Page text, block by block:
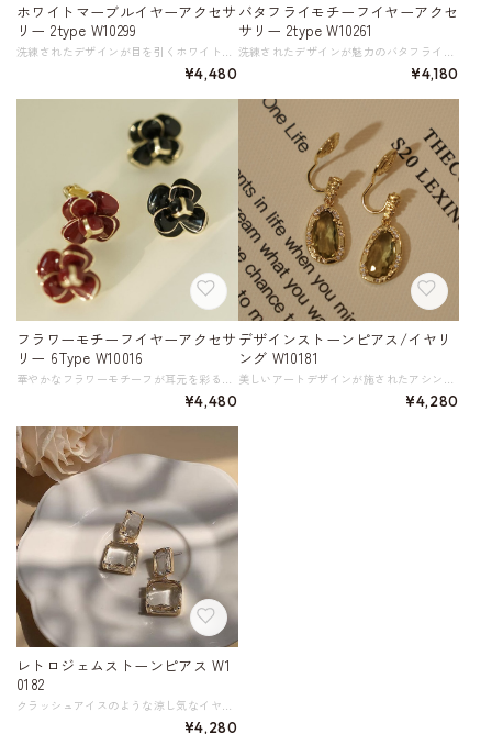
ホワイトマーブルイヤーアクセサ
リー 2type W10299
洗練されたデザインが目を引くホワイトマーブルのイヤーアクセサリー。 ピアスとイヤリングの2種類を展開しています。 ホワイトマーブルの美しい模様が、どんな装いにも自然に溶け込み、上品さを演出。 デイリースタイルにはもちろん、特別な日のおしゃれなポイントとしても活躍する特別なアイテムです。 《サイズ》 左右 10 ※単位：mm 《素材》 金メッキ／合金／エナメル ◇人気のおすすめアイテムをもっと見る https://shop.harmonique.net/categories/5911182 ◇商品を購入する前にこちらの【ご購入前に必ずお読みください】をご確認の上お買い求めください。 https://shop.harmonique.net/blog/2024/06/25/010751 《注意事項》 *harmoniqueではお客様からのご注文を受け、お客様の商品を製作・取り寄せしております。 *基本的にお取り寄せ商品となるため、発送までに《1～3週間前後》お時間をいただいております。 *ご覧いただいているPCやスマートフォンの画面により実物と多少色合いが異なる場合がございます。 *イメージ違いやサイズ違い等、その他お客様都合によりますキャンセル・返品交換はご遠慮ください。 トップページはこちら https://shop.harmonique.net/
¥4,480
バタフライモチーフイヤーアクセ
サリー 2type W10261
洗練されたデザインが魅力のバタフライモチーフイヤーアクセサリー。 美しいバタフライモチーフが耳元を華やかに飾り、特別な瞬間を演出します。 ピアスとイヤリングの2種類からお選びいただけます。 《サイズ》 長さ 7 ※単位：mm 《素材》 合金／シルバー925 ◇人気のおすすめアイテムをもっと見る https://shop.harmonique.net/categories/5911182 ◇商品を購入する前にこちらの【ご購入前に必ずお読みください】をご確認の上お買い求めください。 https://shop.harmonique.net/blog/2024/06/25/010751 《注意事項》 *harmoniqueではお客様からのご注文を受け、お客様の商品を製作・取り寄せしております。 *基本的にお取り寄せ商品となるため、発送までに《1～3週間前後》お時間をいただいております。 *ご覧いただいているPCやスマートフォンの画面により実物と多少色合いが異なる場合がございます。 *イメージ違いやサイズ違い等、その他お客様都合によりますキャンセル・返品交換はご遠慮ください。 トップページはこちら https://shop.harmonique.net/
¥4,180
フラワーモチーフイヤーアクセサ
リー 6Type W10016
¥4,480
デザインストーンピアス/イヤリ
ング W10181
¥4,280
レトロジェムストーンピアス W1
0182
クラッシュアイスのような涼し気なイヤーアクセサリー。 ピアスタイプとイヤークリップタイプをご用意しております。 《サイズ》 長さ3.6cm 《カラー》 ゴールド 《素材》 合金、メッキ、シルバー925、天然石 ◇人気のおすすめアイテムをもっと見る https://shop.harmonique.net/categories/5911182 ◇商品を購入する前にこちらの【ご購入前に必ずお読みください】をご確認の上お買い求めください。 https://shop.harmonique.net/blog/2024/06/25/010751 《注意事項》 *harmoniqueではお客様からのご注文を受け、お客様の商品を製作・取り寄せております。 *基本的にお取り寄せ商品となるため、発送までに《1～3週間前後》お時間をいただいております。 *ご覧いただいているPCやスマートフォンの画面により実物と多少色合いが異なる場合がございます。 *イメージ違いやサイズ違い等、その他お客様都合によりますキャンセル・返品交換はご遠慮ください。 トップページはこちら https://shop.harmonique.net/
¥4,280